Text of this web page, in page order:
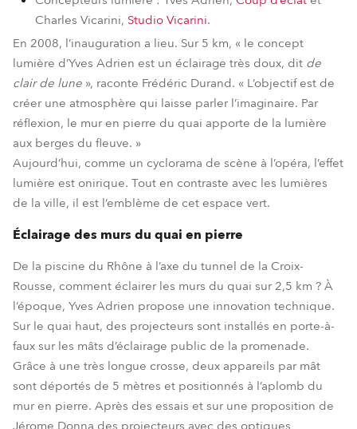
Charles Vicarini, Studio Vicarini.
En 2008, l’inauguration a lieu. Sur 5 km, « le concept
lumière d’Yves Adrien est un éclairage très doux, dit de
clair de lune », raconte Frédéric Durand. « L’objectif est de
créer une atmosphère qui laisse parler l’imaginaire. Par
réflexion, le mur en pierre du quai apporte de la lumière
aux berges du fleuve. »
Aujourd’hui, comme un cyclorama de scène à l’opéra, l’effet
lumière est onirique. Tout en contraste avec les lumières
de la ville, il est l’emblème de cet espace vert.
Éclairage des murs du quai en pierre
De la piscine du Rhône à l’axe du tunnel de la Croix-
Rousse, comment éclairer les murs du quai sur 2,5 km ? À
l’époque, Yves Adrien propose une innovation technique.
Sur le quai haut, des projecteurs sont installés en porte-à-
faux sur les mâts d’éclairage public de la promenade.
Grâce à une très longue crosse, deux appareils par mât
sont déportés de 5 mètres et positionnés à l’aplomb du
mur en pierre. Après des essais et sur une proposition de
Jérome Donna des projecteurs avec des optiques